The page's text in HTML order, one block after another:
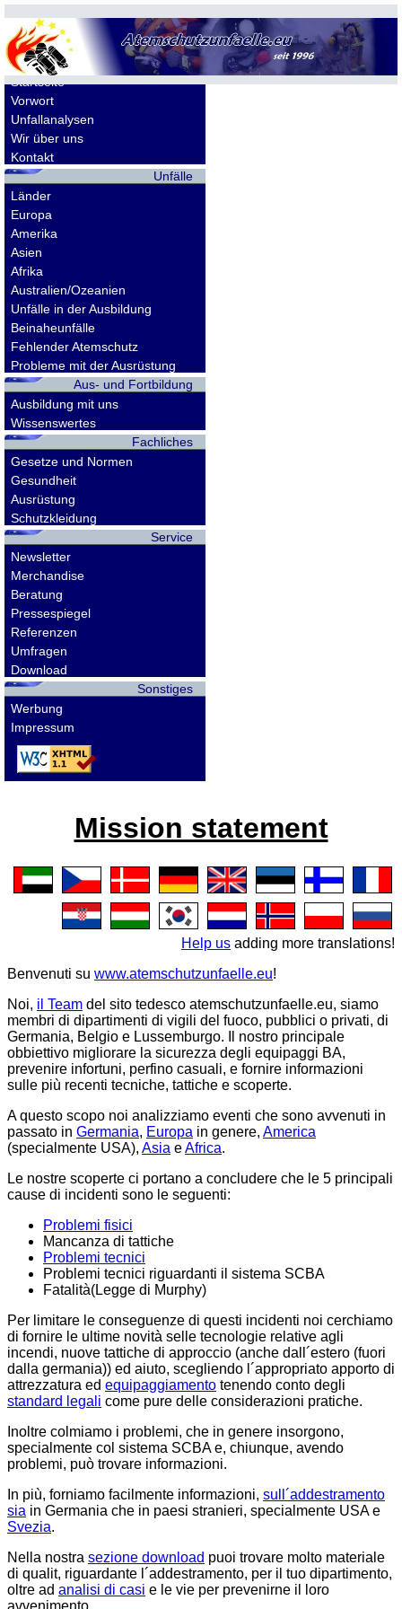
Allgemeines
Startseite
Vorwort
Unfallanalysen
Wir über uns
Kontakt
Unfälle
Länder
Europa
Amerika
Asien
Afrika
Australien/Ozeanien
Unfälle in der Ausbildung
Beinaheunfälle
Fehlender Atemschutz
Probleme mit der Ausrüstung
Aus- und Fortbildung
Ausbildung mit uns
Wissenswertes
Fachliches
Gesetze und Normen
Gesundheit
Ausrüstung
Schutzkleidung
Service
Newsletter
Merchandise
Beratung
Pressespiegel
Referenzen
Umfragen
Download
Sonstiges
Werbung
Impressum
Mission statement
Help us adding more translations!
Benvenuti su www.atemschutzunfaelle.eu!
Noi, il Team del sito tedesco atemschutzunfaelle.eu, siamo
membri di dipartimenti di vigili del fuoco, pubblici o privati, di
Germania, Belgio e Lussemburgo. Il nostro principale
obbiettivo migliorare la sicurezza degli equipaggi BA,
prevenire infortuni, perfino casuali, e fornire informazioni
sulle più recenti tecniche, tattiche e scoperte.
A questo scopo noi analizziamo eventi che sono avvenuti in
passato in Germania, Europa in genere, America
(specialmente USA), Asia eAfrica.
Le nostre scoperte ci portano a concludere che le 5 principali
cause di incidenti sono le seguenti:
Problemi fisici
Mancanza di tattiche
Problemi tecnici
Problemi tecnici riguardanti il sistema SCBA
Fatalità(Legge di Murphy)
Per limitare le conseguenze di questi incidenti noi cerchiamo
di fornire le ultime novità selle tecnologie relative agli
incendi, nuove tattiche di approccio (anche dall´estero (fuori
dalla germania)) ed aiuto, scegliendo l´appropriato apporto di
attrezzatura ed equipaggiamento tenendo conto degli
standard legali come pure delle considerazioni pratiche.
Inoltre colmiamo i problemi, che in genere insorgono,
specialmente col sistema SCBA e, chiunque, avendo
problemi, può trovare informazioni.
In più, forniamo facilmente informazioni, sull´addestramento
sia in Germania che in paesi stranieri, specialmente USA e
Svezia.
Nella nostra sezione download puoi trovare molto materiale
di qualit, riguardante l´addestramento, per il tuo dipartimento,
oltre ad analisi di casi e le vie per prevenirne il loro